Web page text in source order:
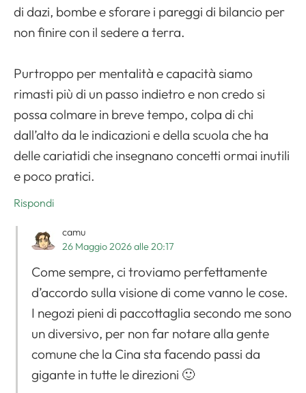
di dazi, bombe e sforare i pareggi di bilancio per
non finire con il sedere a terra.
Purtroppo per mentalità e capacità siamo
rimasti più di un passo indietro e non credo si
possa colmare in breve tempo, colpa di chi
dall’alto da le indicazioni e della scuola che ha
delle cariatidi che insegnano concetti ormai inutili
e poco pratici.
Rispondi
camu
26 Maggio 2026 alle 20:17
Come sempre, ci troviamo perfettamente
d’accordo sulla visione di come vanno le cose.
I negozi pieni di paccottaglia secondo me sono
un diversivo, per non far notare alla gente
comune che la Cina sta facendo passi da
gigante in tutte le direzioni 🙂